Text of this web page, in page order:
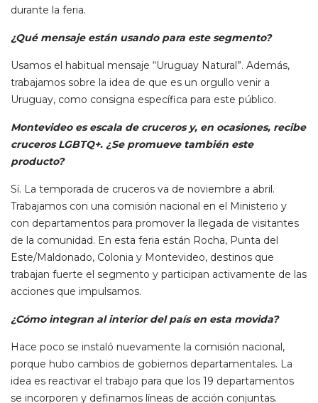
durante la feria.
¿Qué mensaje están usando para este segmento?
Usamos el habitual mensaje “Uruguay Natural”. Además,
trabajamos sobre la idea de que es un orgullo venir a
Uruguay, como consigna específica para este público.
Montevideo es escala de cruceros y, en ocasiones, recibe
cruceros LGBTQ+. ¿Se promueve también este
producto?
Sí. La temporada de cruceros va de noviembre a abril.
Trabajamos con una comisión nacional en el Ministerio y
con departamentos para promover la llegada de visitantes
de la comunidad. En esta feria están Rocha, Punta del
Este/Maldonado, Colonia y Montevideo, destinos que
trabajan fuerte el segmento y participan activamente de las
acciones que impulsamos.
¿Cómo integran al interior del país en esta movida?
Hace poco se instaló nuevamente la comisión nacional,
porque hubo cambios de gobiernos departamentales. La
idea es reactivar el trabajo para que los 19 departamentos
se incorporen y definamos líneas de acción conjuntas.